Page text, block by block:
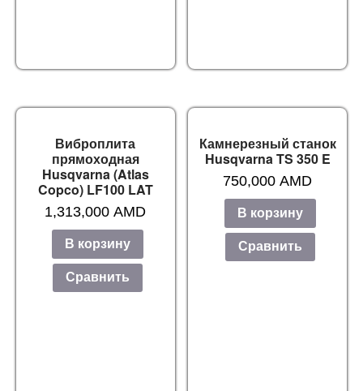
Виброплита
прямоходная
Husqvarna (Atlas
Copco) LF100 LAT
1,313,000AMD
В корзину
Сравнить
Камнерезный станок
Husqvarna TS 350 E
750,000AMD
В корзину
Сравнить